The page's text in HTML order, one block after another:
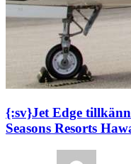
{:sv}Jet Edge
Seasons Resorts